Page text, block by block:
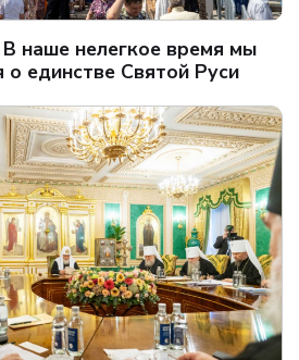
наше нелегкое время мы
о единстве Святой Руси